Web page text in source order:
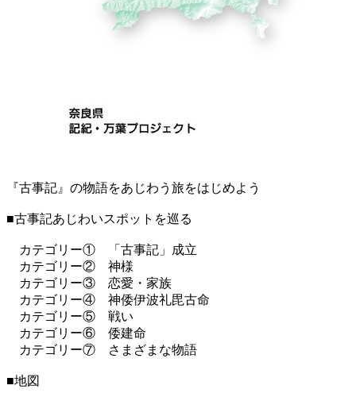
『古事記』の物語をあじわう旅をはじめよう
■古事記あじわいスポットを巡る
カテゴリー① 「古事記」成立
カテゴリー② 神様
カテゴリー③ 恋愛・家族
カテゴリー④ 神倭伊波礼毘古命
カテゴリー⑤ 戦い
カテゴリー⑥ 倭建命
カテゴリー⑦ さまざまな物語
■地図